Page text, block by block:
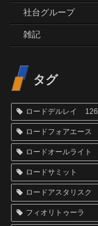
社台グループ
雑記
タグ
ロードデルレイ 126
ロードフォアエース
ロードオールライト
ロードサミット
ロードアスタリスク
フィオリトゥーラ